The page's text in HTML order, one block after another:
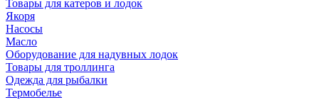
Товары для катеров и лодок
Якоря
Насосы
Масло
Оборудование для надувных лодок
Товары для троллинга
Одежда для рыбалки
Термобелье